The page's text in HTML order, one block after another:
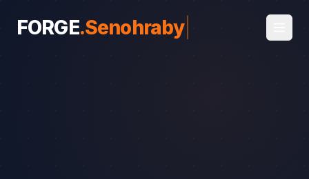
FORGE.Senohraby|